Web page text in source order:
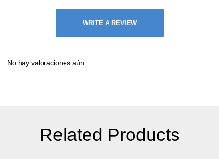
WRITE A REVIEW
No hay valoraciones aún.
Related Products